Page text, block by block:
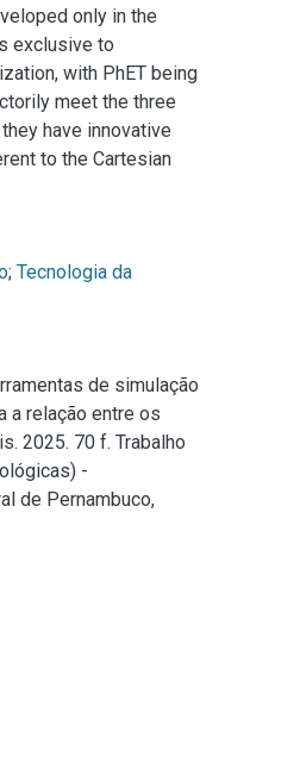
only in the
exclusive to
with PhET being
meet the three
have innovative
to the Cartesian
; Tecnologia da
de simulação
a relação entre os
2025. 70 f. Trabalho
-
de Pernambuco,